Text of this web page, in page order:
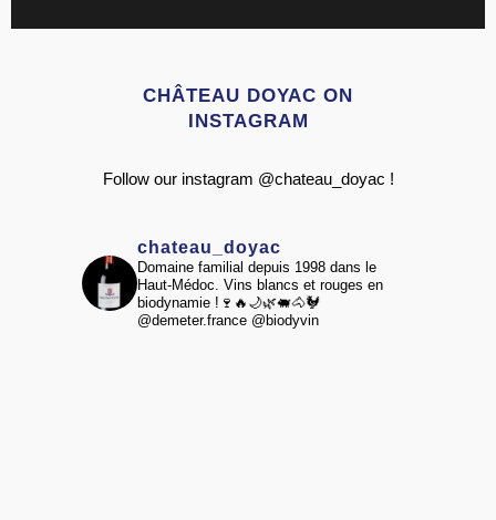
CHÂTEAU DOYAC ON
INSTAGRAM
Follow our instagram @chateau_doyac !
chateau_doyac
Domaine familial depuis 1998 dans le
Haut-Médoc. Vins blancs et rouges en
biodynamie !🍷🔥🌙🌿🐖🐴🐓
@demeter.france @biodyvin